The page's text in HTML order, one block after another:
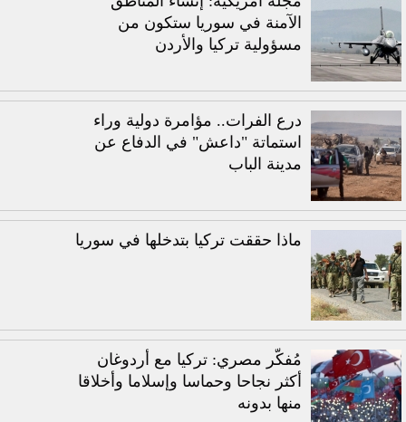
الآمنة في سوريا ستكون من
مسؤولية تركيا والأردن
درع الفرات.. مؤامرة دولية وراء
استماتة "داعش" في الدفاع عن
مدينة الباب
ماذا حققت تركيا بتدخلها في سوريا
مُفكّر مصري: تركيا مع أردوغان
أكثر نجاحا وحماسا وإسلاما وأخلاقا
منها بدونه